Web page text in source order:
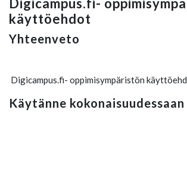
Digicampus.fi-
käyttöehdot
Yhteenveto
Digicampus.fi- oppimisympäristön
Käytänne kokonaisuudessaan